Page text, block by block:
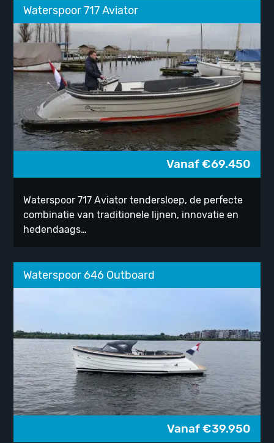
Waterspoor 717 Aviator
Vanaf€69.450
Waterspoor 717 Aviator tendersloep, de perfecte
combinatie van traditionele lijnen, innovatie en
hedendaags…
Waterspoor 646 Outboard
Vanaf€39.950